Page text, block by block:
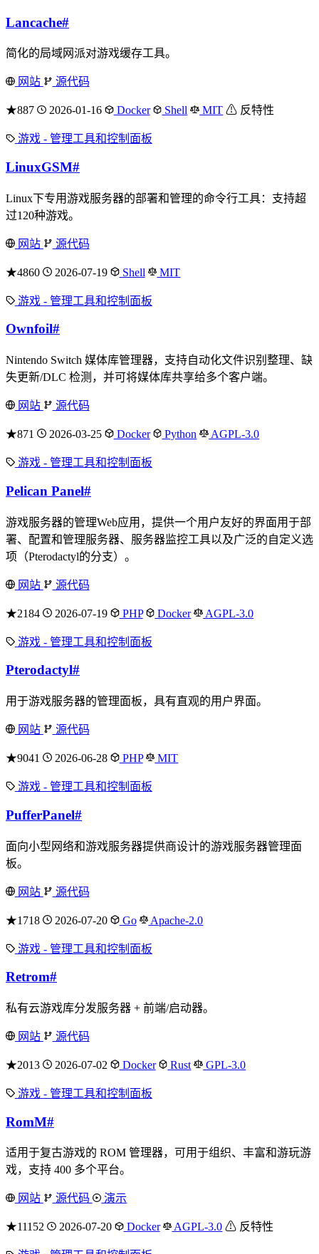
Lancache#
简化的局域网派对游戏缓存工具。
网站 源代码
★887 2026-01-16 Docker Shell MIT ⚠ 反特性
游戏 - 管理工具和控制面板
LinuxGSM#
Linux下专用游戏服务器的部署和管理的命令行工具：支持超
过120种游戏。
网站 源代码
★4860 2026-07-19 Shell MIT
游戏 - 管理工具和控制面板
Ownfoil#
Nintendo Switch 媒体库管理器，支持自动化文件识别整理、缺
失更新/DLC 检测，并可将媒体库共享给多个客户端。
网站 源代码
★871 2026-03-25 Docker Python AGPL-3.0
游戏 - 管理工具和控制面板
Pelican Panel#
游戏服务器的管理Web应用，提供一个用户友好的界面用于部
署、配置和管理服务器、服务器监控工具以及广泛的自定义选
项（Pterodactyl的分支）。
网站 源代码
★2184 2026-07-19 PHP Docker AGPL-3.0
游戏 - 管理工具和控制面板
Pterodactyl#
用于游戏服务器的管理面板，具有直观的用户界面。
网站 源代码
★9041 2026-06-28 PHP MIT
游戏 - 管理工具和控制面板
PufferPanel#
面向小型网络和游戏服务器提供商设计的游戏服务器管理面
板。
网站 源代码
★1718 2026-07-20 Go Apache-2.0
游戏 - 管理工具和控制面板
Retrom#
私有云游戏库分发服务器 + 前端/启动器。
网站 源代码
★2013 2026-07-02 Docker Rust GPL-3.0
游戏 - 管理工具和控制面板
RomM#
适用于复古游戏的 ROM 管理器，可用于组织、丰富和游玩游
戏，支持 400 多个平台。
网站 源代码 演示
★11152 2026-07-20 Docker AGPL-3.0 ⚠ 反特性